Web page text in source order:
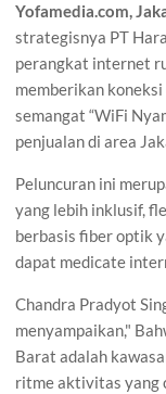
Yofamedia.com,
strategisnya PT
perangkat internet
memberikan
semangat “WiFi
penjualan di area
Peluncuran ini
yang lebih inklusif,
berbasis fiber optik
dapat medicate
Chandra Pradyot
menyampaikan,"
Barat adalah
ritme aktivitas yang